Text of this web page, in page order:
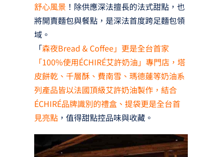
舒心風景 ！除供應深法擅長的法式甜點，也
將開賣麵包與餐點，是深法首度跨足麵包領
域。
「森夜Bread & Coffee」更是全台首家
「100%使用ÉCHIRÉ艾許奶油」專門店，塔
皮餅乾、千層酥、費南雪、瑪德蓮等奶油系
列產品皆以法國頂級艾許奶油製作，結合
ÉCHIRÉ品牌識別的禮盒、提袋更是全台首
見亮點，值得甜點控品味與收藏。